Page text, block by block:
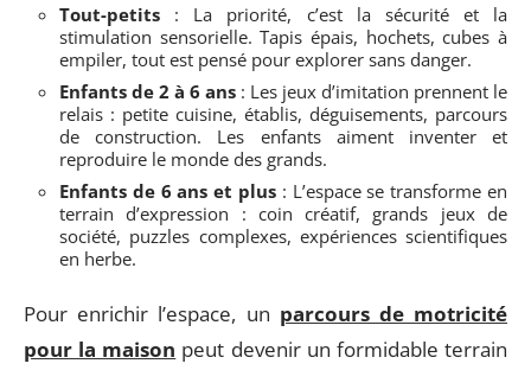
Tout-petits : La priorité, c’est la sécurité et la
stimulation sensorielle. Tapis épais, hochets, cubes à
empiler, tout est pensé pour explorer sans danger.
Enfants de 2 à 6 ans : Les jeux d’imitation prennent le
relais : petite cuisine, établis, déguisements, parcours
de construction. Les enfants aiment inventer et
reproduire le monde des grands.
Enfants de 6 ans et plus : L’espace se transforme en
terrain d’expression : coin créatif, grands jeux de
société, puzzles complexes, expériences scientifiques
en herbe.
Pour enrichir l’espace, un parcours de motricité
pour la maison peut devenir un formidable terrain